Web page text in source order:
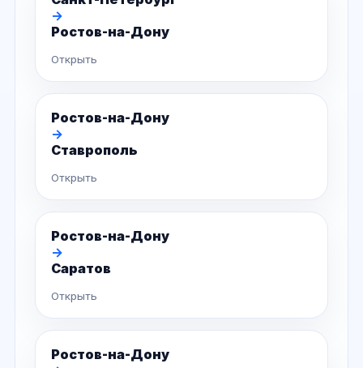
→
Ростов-на-Дону
Открыть
Ростов-на-Дону
→
Ставрополь
Открыть
Ростов-на-Дону
→
Саратов
Открыть
Ростов-на-Дону